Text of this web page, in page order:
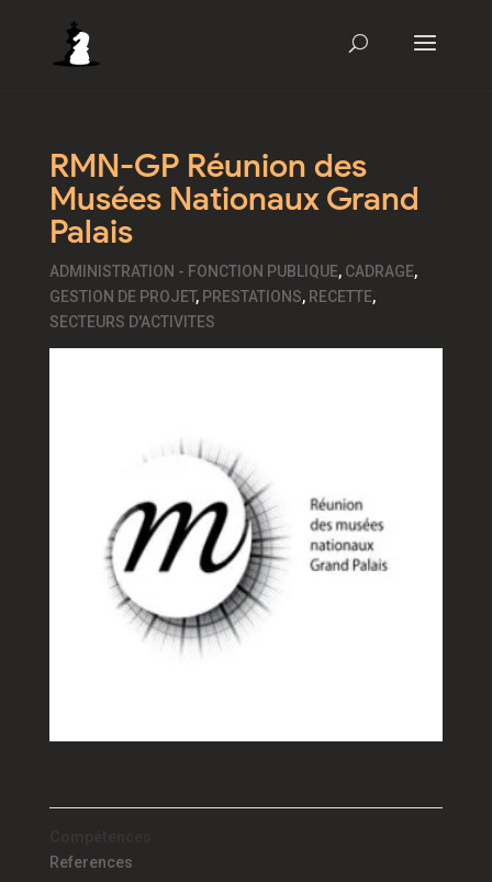
RMN-GP Réunion des
Musées Nationaux Grand
Palais
ADMINISTRATION - FONCTION PUBLIQUE, CADRAGE,
GESTION DE PROJET, PRESTATIONS, RECETTE,
SECTEURS D'ACTIVITES
References